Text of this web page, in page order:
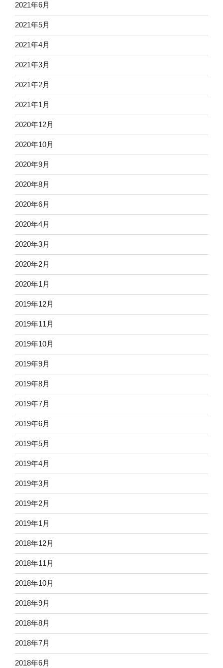
2021年6月
2021年5月
2021年4月
2021年3月
2021年2月
2021年1月
2020年12月
2020年10月
2020年9月
2020年8月
2020年6月
2020年4月
2020年3月
2020年2月
2020年1月
2019年12月
2019年11月
2019年10月
2019年9月
2019年8月
2019年7月
2019年6月
2019年5月
2019年4月
2019年3月
2019年2月
2019年1月
2018年12月
2018年11月
2018年10月
2018年9月
2018年8月
2018年7月
2018年6月